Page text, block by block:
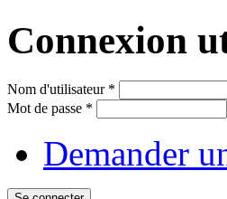
Connexion
Nom d'utilisateur *
Mot de passe *
Demander